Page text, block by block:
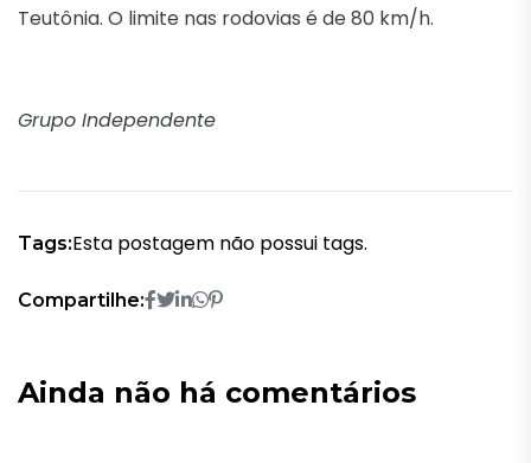
Teutônia. O limite nas rodovias é de 80 km/h.
Grupo Independente
Tags:Esta postagem não possui tags.
Compartilhe:
Ainda não há comentários